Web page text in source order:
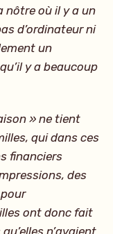
nôtre où il y a un
d’ordinateur ni
un
y a beaucoup
» ne tient
qui dans ces
financiers
des
ont donc fait